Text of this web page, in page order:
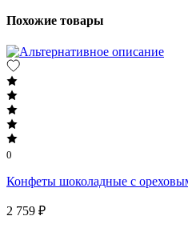
Похожие товары
0
Конфеты шоколадные с
2 759 ₽